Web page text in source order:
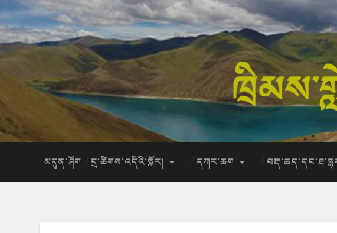
མདུན་ཤོག དྲ་ཚིགས་འདིའི་སྐོར། དཀར་ཆག